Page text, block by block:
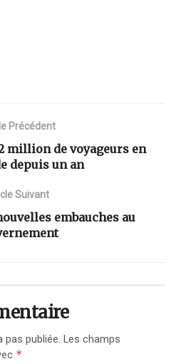
Précédent
million de voyageurs en
depuis un an
Suivant
embauches au
pas publiée. Les champs
*